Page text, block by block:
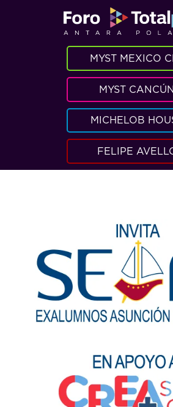
MYST MEXICO
MYST CANCÚN
MICHELOB
FELIPE